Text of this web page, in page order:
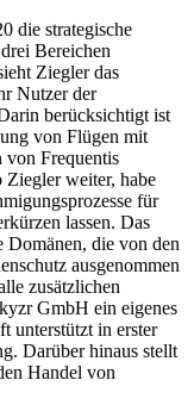
die strategische
Bereichen
Ziegler das
Nutzer der
berücksichtigt ist
von Flügen mit
Frequentis
weiter, habe
für
lassen. Das
Domänen, die von den
ausgenommen
zusätzlichen
GmbH ein eigenes
unterstützt in erster
Darüber hinaus stellt
Handel von